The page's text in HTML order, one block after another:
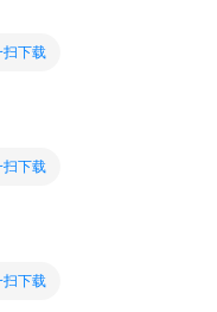
扫下载
扫下载
扫下载